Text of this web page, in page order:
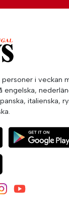
i veckan
engelska,
italienska,